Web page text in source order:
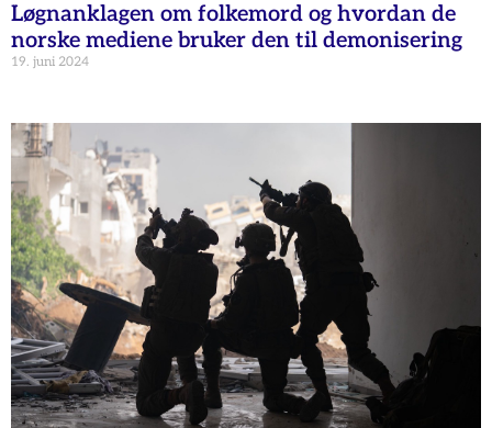
Løgnanklagen om folkemord og hvordan de
norske mediene bruker den til demonisering
19. juni 2024